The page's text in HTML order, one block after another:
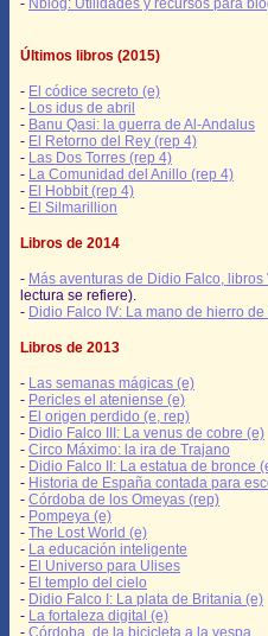
- Ñblog: Utilidades y recursos para
Últimos libros (2015)
- El códice secreto (e)
- Los idus de abril
- Banu Qasi: la guerra de Al-Andalus
- El Retorno del Rey (rep 4)
- Las Dos Torres (rep 4)
- La Comunidad del Anillo (rep 4)
- El Hobbit (rep 4)
- El Silmarillion
Libros de 2014
- Más aventuras de Didio Falco, libros
lectura se refiere).
- Didio Falco IV: La mano de hierro de
Libros de 2013
- Las semanas mágicas (e)
- Pericles el ateniense (e)
- El origen perdido (e, rep)
- Didio Falco III: La venus de cobre (e)
- Circo Máximo: la ira de Trajano
- Didio Falco II: La estatua de bronce
- Historia de España contada para
- Córdoba de los Omeyas (rep)
- Pompeya (e)
- The Lost World (e)
- La educación inteligente
- El Universo para Ulises
- El templo del cielo
- Didio Falco I: La plata de Britania (e)
- La fortaleza digital (e)
- Córdoba, de la bicicleta a la vespa